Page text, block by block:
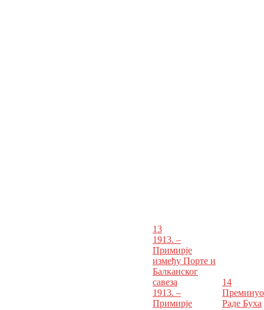
13
1913. –
Примирје
између Порте и
Балканског
савеза
1913. –
Примирје
14
Преминуо
Раде Буха